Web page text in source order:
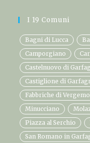
I 19 Comuni
Bagni di Lucca
Camporgiano
Castelnuovo di
Castiglione di
Fabbriche di
Minucciano
Piazza al Serchio
San Romano in